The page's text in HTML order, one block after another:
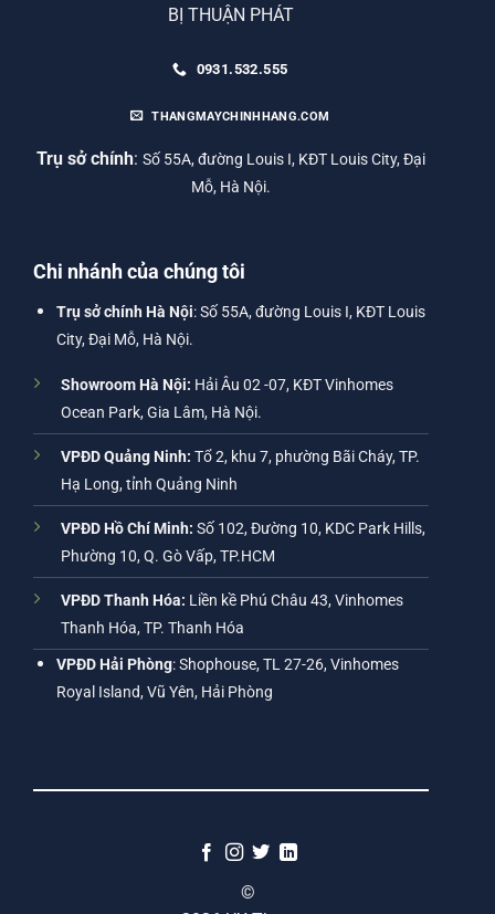
BỊ THUẬN PHÁT
0931.532.555
THANGMAYCHINHHANG.COM
Trụ sở chính: Số 55A, đường Louis I, KĐT Louis City, Đại
Mỗ, Hà Nội.
Chi nhánh của chúng tôi
Trụ sở chính Hà Nội: Số 55A, đường Louis I, KĐT Louis
City, Đại Mỗ, Hà Nội.
Showroom Hà Nội: Hải Âu 02 -07, KĐT Vinhomes
Ocean Park, Gia Lâm, Hà Nội.
VPĐD Quảng Ninh: Tổ 2, khu 7, phường Bãi Cháy, TP.
Hạ Long, tỉnh Quảng Ninh
VPĐD Hồ Chí Minh: Số 102, Đường 10, KDC Park Hills,
Phường 10, Q. Gò Vấp, TP.HCM
VPĐD Thanh Hóa: Liền kề Phú Châu 43, Vinhomes
Thanh Hóa, TP. Thanh Hóa
VPĐD Hải Phòng: Shophouse, TL 27-26, Vinhomes
Royal Island, Vũ Yên, Hải Phòng
©